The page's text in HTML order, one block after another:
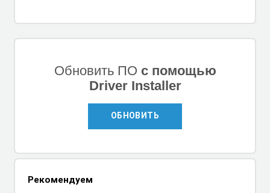
Обновить ПО с помощью
Driver Installer
ОБНОВИТЬ
Рекомендуем